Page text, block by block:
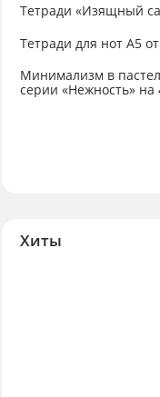
Тетради «Изящный
Тетради для нот А5
Минимализм в
серии «Нежность» на
Хиты